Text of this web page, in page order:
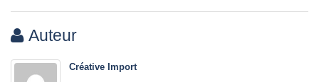
Auteur
Créative Import